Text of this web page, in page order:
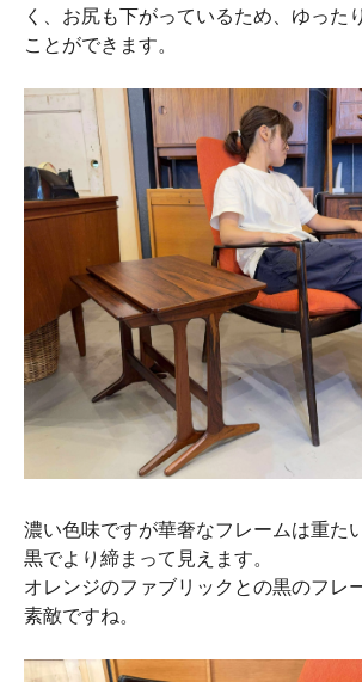
く、お尻も下がっているため、ゆった
ことができます。
濃い色味ですが華奢なフレームは重た
黒でより締まって見えます。
オレンジのファブリックとの黒のフレ
素敵ですね。